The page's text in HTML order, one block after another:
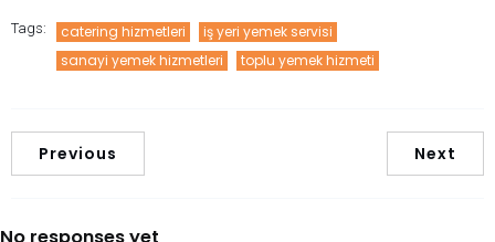
Tags: catering hizmetleri
iş yeri yemek servisi
sanayi yemek hizmetleri
toplu yemek hizmeti
Previous Next